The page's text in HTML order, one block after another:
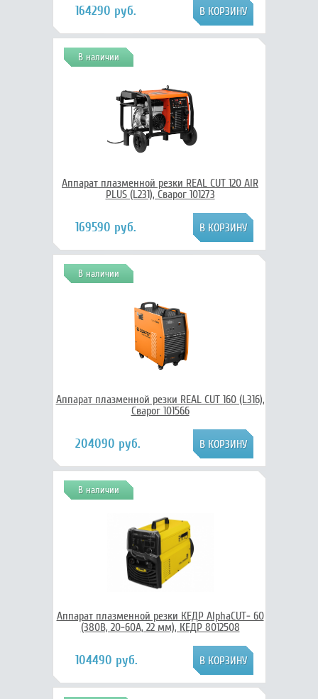
164290 руб.
В наличии
Аппарат плазменной резки REAL CUT 120 AIR
PLUS (L231), Сварог 101273
169590 руб.
В наличии
Аппарат плазменной резки REAL CUT 160 (L316),
Сварог 101566
204090 руб.
В наличии
Аппарат плазменной резки КЕДР AlphaCUT- 60
(380В, 20-60А, 22 мм), КЕДР 8012508
104490 руб.